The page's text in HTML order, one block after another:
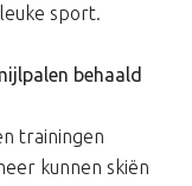
sport.
behaald
trainingen
kunnen skiën